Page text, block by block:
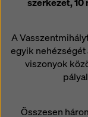
szerkezet, 10
A
egyik nehézségét
viszonyok
Összesen
kattintva, vagy
beállításokra
segítségével a
elutasíthatja a
weboldal alján
bármikor
és indoklás